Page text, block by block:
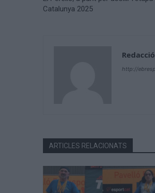
Catalunya 2025
Redacció
http://
ARTICLES RELACIONATS